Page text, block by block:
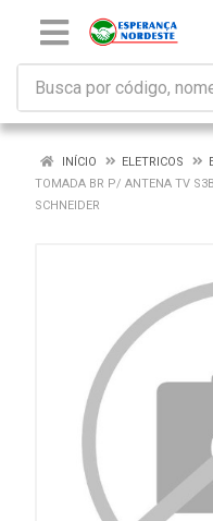
INÍCIO ELETRICOS
TOMADA BR P/ ANTENA TV
SCHNEIDER